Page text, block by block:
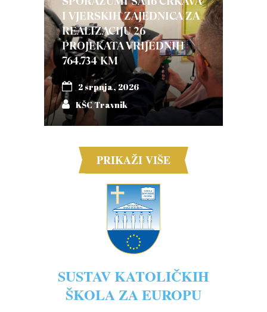
I VJERSKIH ZAJEDNICA ZA
REALIZACIJU 26
PROJEKATA VRIJEDNIH
764.734 KM
2 srpnja, 2026
KŠC Travnik
PRIKAŽI VIŠE
SUSTAV KATOLIČKIH
ŠKOLA ZA EUROPU